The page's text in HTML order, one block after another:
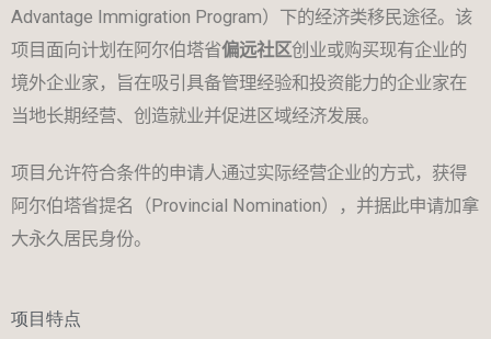
Advantage Immigration Program）下的经济类移民途径。该
项目面向计划在阿尔伯塔省偏远社区创业或购买现有企业的
境外企业家，旨在吸引具备管理经验和投资能力的企业家在
当地长期经营、创造就业并促进区域经济发展。
项目允许符合条件的申请人通过实际经营企业的方式，获得
阿尔伯塔省提名（ Provincial Nomination），并据此申请加拿
大永久居民身份。
项目特点